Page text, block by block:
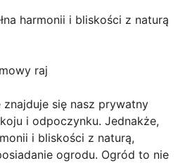
harmonii i bliskości z naturą
raj
się nasz prywatny
i odpoczynku. Jednakże,
i bliskości z naturą,
ogrodu. Ogród to nie